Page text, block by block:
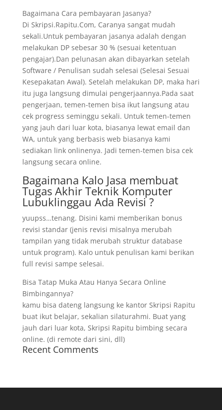
Bagaimana Cara pembayaran Jasanya?
Di Skripsi.Rapitu.Com, Caranya sangat mudah
sekali.Untuk pembayaran jasanya adalah dengan
melakukan DP sebesar 30 % (sesuai ketentuan
pengajar).Dan pelunasan akan dibayarkan setelah
Software / Penulisan sudah selesai (Selesai Sesuai
Kesepakatan Awal). Setelah melakukan DP, maka hari
itu juga langsung dimulai pengerjaannya.Pada saat
pengerjaan, temen-temen bisa ikut langsung atau
cek progress seminggu sekali. Untuk temen-temen
yang jauh dari luar kota, biasanya lewat email dan
WA, untuk yang berbasis web biasanya kami
sediakan link onlinenya. Jadi temen-temen bisa cek
langsung secara online.
Bagaimana Kalo Jasa membuat
Tugas Akhir Teknik Komputer
Lubuklinggau Ada Revisi ?
yuupss…tenang. Disini kami memberikan bonus
revisi standar (jenis revisi misalnya merubah
tampilan yang tidak merubah struktur database
untuk program). Kalo untuk penulisan kami berikan
full revisi sampe selesai.
Bisa Tatap Muka Atau Hanya Secara Online
Bimbingannya?
kamu bisa dateng langsung ke kantor Skripsi Rapitu
buat ikut belajar, sekalian silaturahmi. Buat yang
jauh dari luar kota, Skripsi Rapitu bimbing secara
online. (di remote dari sini, dll)
Recent Comments